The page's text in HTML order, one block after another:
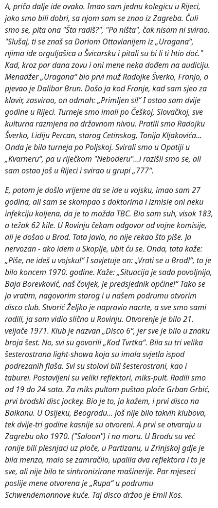
A, priča dalje ide ovako. Imao sam jednu kolegicu u Rijeci,
jako smo bili dobri, sa njom sam se znao iz Zagreba. Čuli
smo se, pita ona "Šta radiš?", "Pa ništa", čak nisam ni svirao.
"Slušaj, ti se znaš sa Dariom Ottavianijem iz „Uragana“,
njima ide orguljašica u Švicarsku i pitali su bi li ti htio doć."
Kad, kroz par dana zovu i oni mene neka dođem na audiciju.
Menadžer „Uragana“ bio prvi muž Radojke Šverko, Franjo, a
pjevao je Dalibor Brun. Došo ja kod Franje, kad sam sjeo za
klavir, zasvirao, on odmah: „Primljen si!“ I ostao sam dvije
godine u Rijeci. Turneje smo imali po Češkoj, Slovačkoj, sve
kulturna razmjena na državnom nivou. Pratili smo Radojku
Šverko, Lidiju Percan, starog Cetinskog, Tonija Kljakovića...
Onda je bila turneja po Poljskoj. Svirali smo u Opatiji u
„Kvarneru“, pa u riječkom "Neboderu"…i razišli smo se, ali
sam ostao još u Rijeci i svirao u grupi „777“.
E, potom je došlo vrijeme da se ide u vojsku, imao sam 27
godina, ali sam se skompao s doktorima i izmisle oni neku
infekciju koljena, da je to možda TBC. Bio sam suh, visok 183,
a težak 62 kile. U Rovinju čekam odgovor od vojne komisije,
ali je došao u Brod. Tata javio, no nije rekao što piše. Ja
nervozan - ako idem u Skoplje, ubit ću se. Onda, tata kaže:
„Piše, ne ideš u vojsku!“ I savjetuje on: „Vrati se u Brod!“, to je
bilo koncem 1970. godine. Kaže: „Situacija je sada povoljnija,
Baja Borevković, naš čovjek, je predsjednik općine!“ Tako se
ja vratim, nagovorim starog i u našem podrumu otvorim
disco club. Stvorić Željko je napravio nacrte, a sve smo sami
radili, ja sam vidio slično u Rovinju. Otvorenje je bilo 21.
veljače 1971. Klub je nazvan „Disco 6“, jer sve je bilo u znaku
broja šest. No, svi su govorili „Kod Tvrtka“. Bila su tri velika
šesterostrana light-showa koja su imala svjetla ispod
podrezanih flaša. Svi su stolovi bili šesterostrani, kao i
taburei. Postavljeni su veliki reflektori, miks-pult. Radili smo
od 19 do 24 sata. Za miks pultom puštao ploče Grban Grbić,
prvi brodski disc jockey. Bio je to, ja kažem, i prvi disco na
Balkanu. U Osijeku, Beogradu... još nije bilo takvih klubova,
tek dvije-tri godine kasnije su otvoreni. A prvi se otvaraju u
Zagrebu oko 1970. ("Saloon") i na moru. U Brodu su već
ranije bili plesnjaci uz ploče, u Partizanu, u Zrinjskoj gdje je
bila menza, malo se zamračilo, upalila dva reflektora i to je
sve, ali nije bilo te sinhronizirane mašinerije. Par mjeseci
poslije mene otvorena je „Rupa“ u podrumu
Schwendemannove kuće. Taj disco držao je Emil Kos.